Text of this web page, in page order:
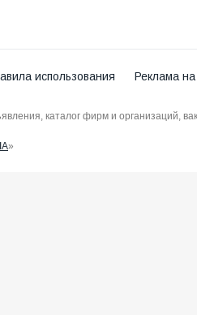
использования Реклама
каталог фирм и организаций,
»